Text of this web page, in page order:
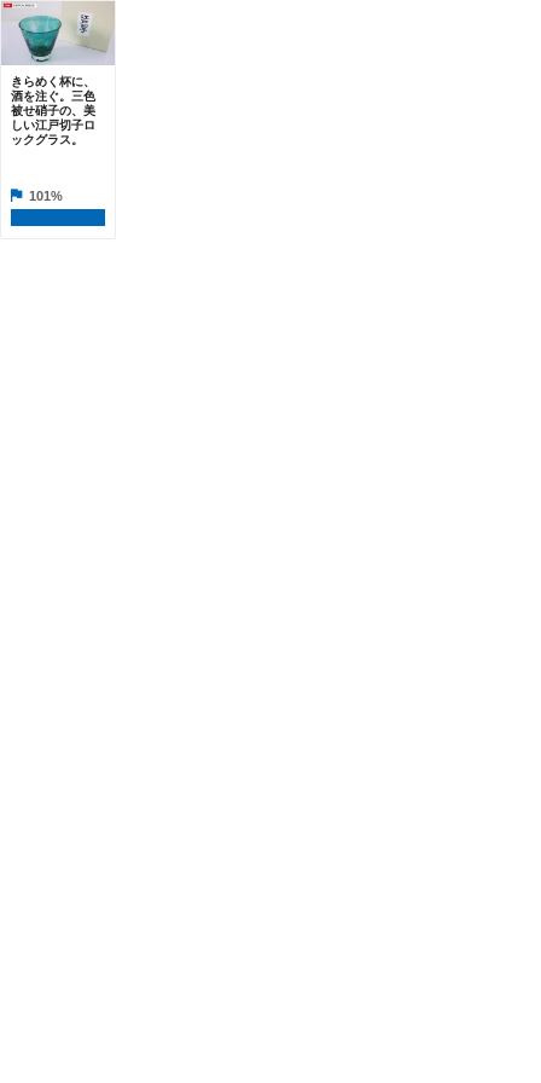
きらめく杯に、
酒を注ぐ。三色
被せ硝子の、美
しい江戸切子ロ
ックグラス。
101%